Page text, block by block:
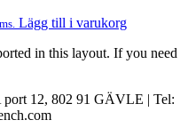
Lägg till i varukorg
in this layout. If you need
12, 802 91 GÄVLE | Tel: